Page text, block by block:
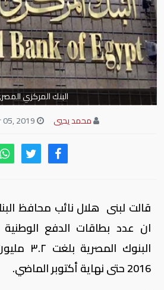
البنك المركزي
محمد يحيي
قالت لبنى هلال نائب محافظ
ان عدد بطاقات الدفع الوطنية
البنوك
2016 حتى نهاية أكتوبر الماضي.